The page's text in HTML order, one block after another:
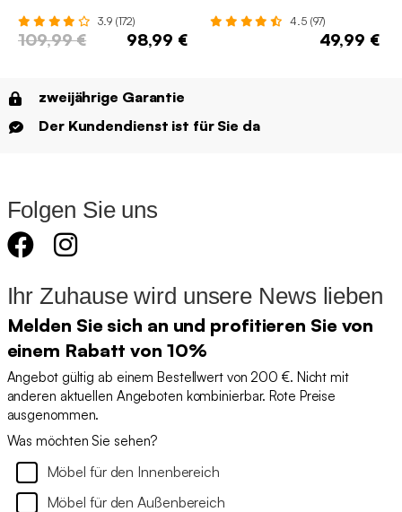
3.9 (172)
109,99 € 98,99 €
4.5 (97)
49,99 €
zweijährige Garantie
Der Kundendienst ist für Sie da
Folgen Sie uns
Ihr Zuhause wird unsere News lieben
Melden Sie sich an und profitieren Sie von
einem Rabatt von 10%
Angebot gültig ab einem Bestellwert von 200 €. Nicht mit
anderen aktuellen Angeboten kombinierbar. Rote Preise
ausgenommen.
Was möchten Sie sehen?
Möbel für den Innenbereich
Möbel für den Außenbereich